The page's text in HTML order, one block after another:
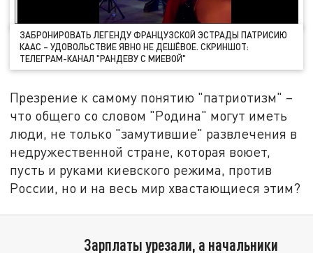
ЗАБРОНИРОВАТЬ ЛЕГЕНДУ ФРАНЦУЗСКОЙ ЭСТРАДЫ ПАТРИСИЮ
КААС – УДОВОЛЬСТВИЕ ЯВНО НЕ ДЕШЁВОЕ. СКРИНШОТ:
ТЕЛЕГРАМ-КАНАЛ "РАНДЕВУ С МИЕВОЙ"
Презрение к самому понятию "патриотизм" –
что общего со словом "Родина" могут иметь
люди, не только "замутившие" развлечения в
недружественной стране, которая воюет,
пусть и руками киевского режима, против
России, но и на весь мир хвастающиеся этим?
Зарплаты урезали, а начальники